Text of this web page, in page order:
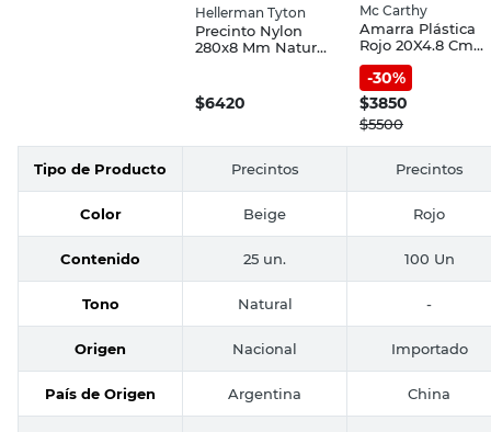
Hellerman Tyton
Precinto Nylon
280x8 Mm Natural
$6420
Mc Carthy
Amarra Plástica
Rojo 20X4.8 Cm
100 Un McCarthy
-30%
$3850
$5500
Tipo de Producto Precintos Precintos
Color Beige Rojo
Contenido 25 un. 100 Un
Tono Natural -
Origen Nacional Importado
País de Origen Argentina China